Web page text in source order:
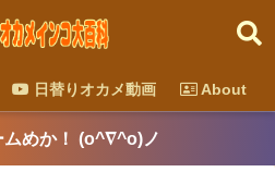
日替りオカメ動画 About
ムめか！ (o^∇^o)ノ